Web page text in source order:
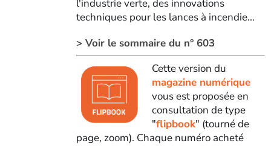
l'industrie verte, des innovations
techniques pour les lances à incendie...
> Voir le sommaire du n° 603
Cette version du
magazine numérique
vous est proposée en
consultation de type
"flipbook" (tourné de
page, zoom). Chaque numéro acheté